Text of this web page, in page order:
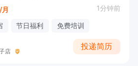
月 1分钟前
节日福利 免费培训
店
投递简历